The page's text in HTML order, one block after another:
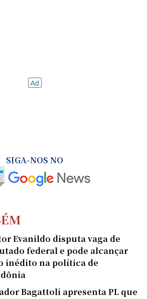
SIGA-NOS NO
Evanildo disputa vaga de
federal e pode alcançar
inédito na política de
Bagattoli apresenta PL que